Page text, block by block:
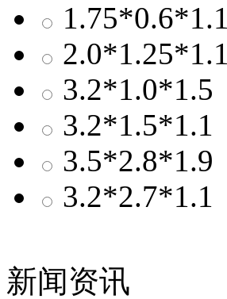
1.75*0.6*1.1
2.0*1.25*1.1
3.2*1.0*1.5
3.2*1.5*1.1
3.5*2.8*1.9
3.2*2.7*1.1
新闻资讯